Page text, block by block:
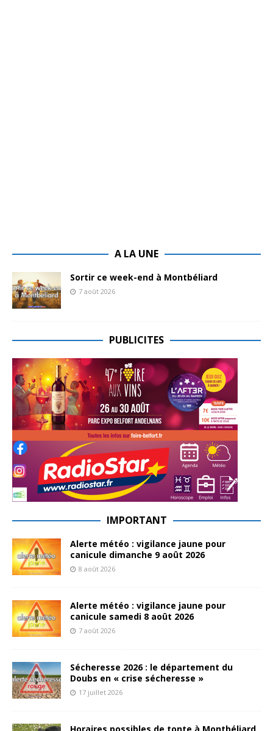
A LA UNE
Sortir ce week-end à Montbéliard
7 août 2026
PUBLICITES
IMPORTANT
Alerte météo : vigilance jaune pour
canicule dimanche 9 août 2026
8 août 2026
Alerte météo : vigilance jaune pour
canicule samedi 8 août 2026
7 août 2026
Sécheresse 2026 : le département du
Doubs en « crise sécheresse »
17 juillet 2026